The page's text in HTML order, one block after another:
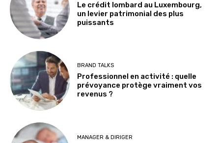
Le crédit lombard au Luxembourg,
un levier patrimonial des plus
puissants
BRAND TALKS
Professionnel en activité : quelle
prévoyance protège vraiment vos
revenus ?
MANAGER & DIRIGER